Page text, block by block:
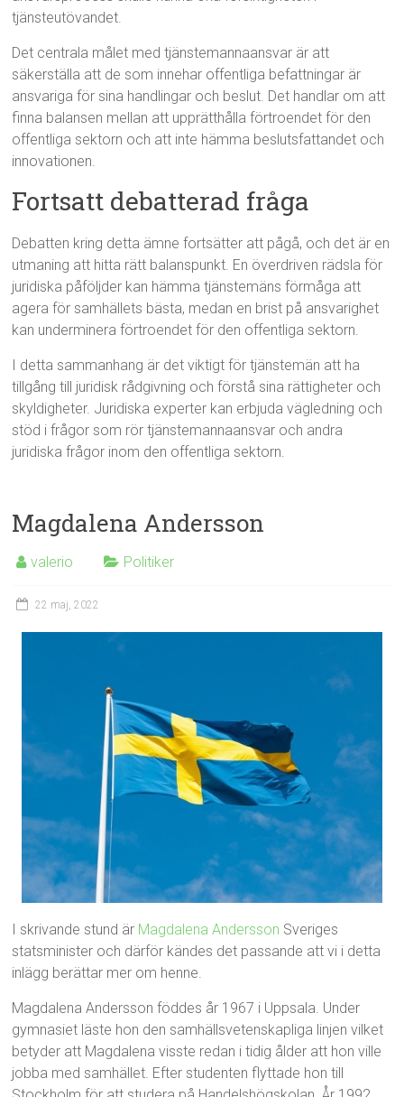
tjänsteutövandet.
Det centrala målet med tjänstemannaansvar är att
säkerställa att de som innehar offentliga befattningar är
ansvariga för sina handlingar och beslut. Det handlar om att
finna balansen mellan att upprätthålla förtroendet för den
offentliga sektorn och att inte hämma beslutsfattandet och
innovationen.
Fortsatt debatterad fråga
Debatten kring detta ämne fortsätter att pågå, och det är en
utmaning att hitta rätt balanspunkt. En överdriven rädsla för
juridiska påföljder kan hämma tjänstemäns förmåga att
agera för samhällets bästa, medan en brist på ansvarighet
kan underminera förtroendet för den offentliga sektorn.
I detta sammanhang är det viktigt för tjänstemän att ha
tillgång till juridisk rådgivning och förstå sina rättigheter och
skyldigheter. Juridiska experter kan erbjuda vägledning och
stöd i frågor som rör tjänstemannaansvar och andra
juridiska frågor inom den offentliga sektorn.
Magdalena Andersson
valerio Politiker
22 maj, 2022
I skrivande stund är Magdalena Andersson Sveriges
statsminister och därför kändes det passande att vi i detta
inlägg berättar mer om henne.
Magdalena Andersson föddes år 1967 i Uppsala. Under
gymnasiet läste hon den samhällsvetenskapliga linjen vilket
betyder att Magdalena visste redan i tidig ålder att hon ville
jobba med samhället. Efter studenten flyttade hon till